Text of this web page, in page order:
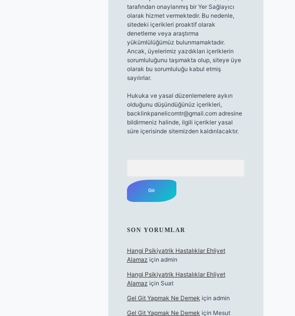
tarafından onaylanmış bir Yer Sağlayıcı
olarak hizmet vermektedir. Bu nedenle,
sitedeki içerikleri proaktif olarak
denetleme veya araştırma
yükümlülüğümüz bulunmamaktadır.
Ancak, üyelerimiz yazdıkları içeriklerin
sorumluluğunu taşımakta olup, siteye üye
olarak bu sorumluluğu kabul etmiş
sayılırlar.
Hukuka ve yasal düzenlemelere aykırı
olduğunu düşündüğünüz içerikleri,
backlinkpanelicomtr@gmail.comadresine
bildirmeniz halinde, ilgili içerikler yasal
süre içerisinde sitemizden kaldırılacaktır.
SON YORUMLAR
Hangi Psikiyatrik Hastalıklar Ehliyet
Alamaz için admin
Hangi Psikiyatrik Hastalıklar Ehliyet
Alamaz için Suat
Gel Git Yapmak Ne Demek için admin
Gel Git Yapmak Ne Demek için Mesut